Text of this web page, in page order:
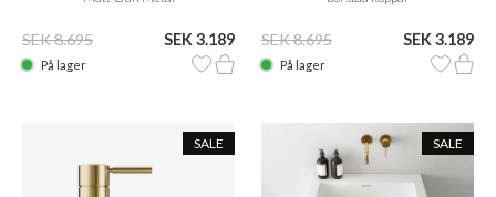
SEK 8.695 SEK 3.189
På lager
SEK 8.695 SEK 3.189
På lager
SALE SALE